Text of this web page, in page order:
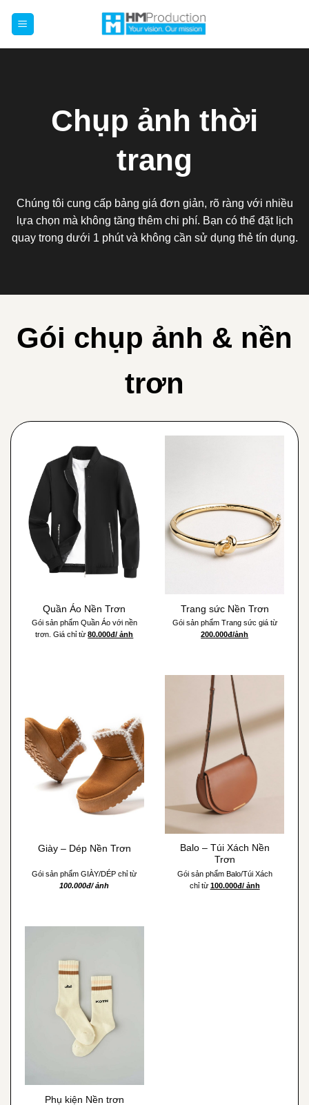
Chụp ảnh thời
trang
Chúng tôi cung cấp bảng giá đơn giản, rõ ràng với nhiều
lựa chọn mà không tăng thêm chi phí. Bạn có thể đặt lịch
quay trong dưới 1 phút và không cần sử dụng thẻ tín dụng.
Gói chụp ảnh & nền
trơn
Quần Áo Nền Trơn
Gói sản phẩm Quần Áo với nền
trơn. Giá chỉ từ80.000đ/ ảnh
Trang sức Nền Trơn
Gói sản phẩm Trang sức giá từ
200.000đ/ảnh
Giày – Dép Nền Trơn
Gói sản phẩm GIÀY/DÉP chỉ từ
100.000đ/ ảnh
Balo – Túi Xách Nền
Trơn
Gói sản phẩm Balo/Túi Xách
chỉ từ 100.000đ/ ảnh
Phụ kiện Nền trơn